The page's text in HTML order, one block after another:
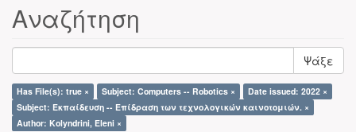
Αναζήτηση
Ψάξε
Has File(s): true × Subject: Computers -- Robotics ×
Date issued: 2022 ×
Subject: Εκπαίδευση -- Επίδραση των τεχνολογικών καινοτομιών. ×
Author: Kolyndrini, Eleni ×